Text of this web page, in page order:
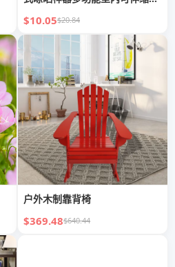
衣绳
$10.05$20.84
户外木制靠背椅
$369.48$640.44